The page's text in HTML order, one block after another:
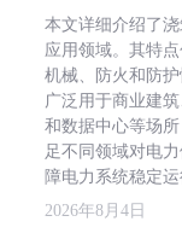
本文详细介绍了
应用领域。其特点
机械、防火和防护
广泛用于商业建
和数据中心等场
足不同领域对电
障电力系统稳定运
2026年8月4日